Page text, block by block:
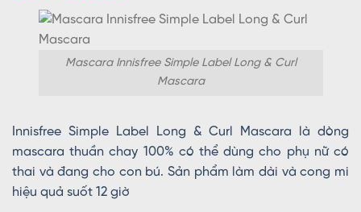
Mascara Innisfree Simple Label Long & Curl
Mascara
Innisfree Simple Label Long & Curl Mascara là dòng
mascara thuần chay 100% có thể dùng cho phụ nữ có
thai và đang cho con bú. Sản phẩm làm dài và cong mi
hiệu quả suốt 12 giờ